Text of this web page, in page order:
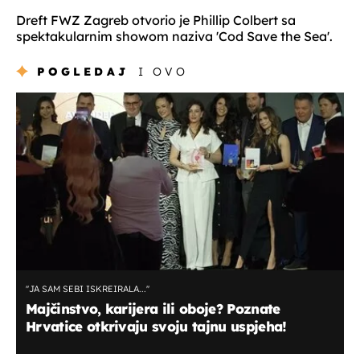
Dreft FWZ Zagreb otvorio je Phillip Colbert sa
spektakularnim showom naziva 'Cod Save the Sea'.
POGLEDAJ I OVO
''JA SAM SEBI ISKREIRALA...''
Majčinstvo, karijera ili oboje? Poznate
Hrvatice otkrivaju svoju tajnu uspjeha!